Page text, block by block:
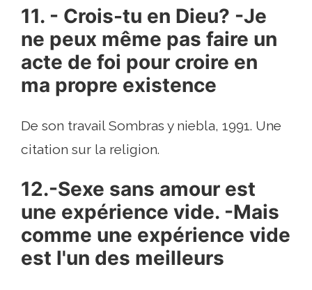
11. - Crois-tu en Dieu? -Je
ne peux même pas faire un
acte de foi pour croire en
ma propre existence
De son travail Sombras y niebla, 1991. Une
citation sur la religion.
12.-Sexe sans amour est
une expérience vide. -Mais
comme une expérience vide
est l'un des meilleurs